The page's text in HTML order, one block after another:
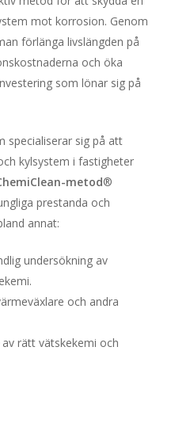
mot korrosion. Genom
förlänga livslängden på
och öka
som lönar sig på
specialiserar sig på att
kylsystem i fastigheter
metod®
prestanda och
annat:
undersökning av
och andra
rätt vätskekemi och